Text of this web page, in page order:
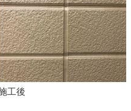
工後